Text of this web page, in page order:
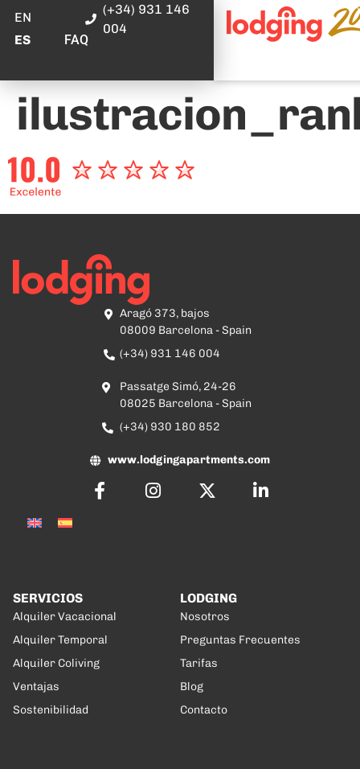
EN
ES
FAQ
(+34) 931 146
004
Aragó 373, bajos
08009 Barcelona - Spain
(+34) 931 146 004
Passatge Simó, 24-26
08025 Barcelona - Spain
(+34) 930 180 852
www.lodgingapartments.com
SERVICIOS
Alquiler Vacacional
Alquiler Temporal
Alquiler Coliving
Ventajas
Sostenibilidad
LODGING
Nosotros
Preguntas Frecuentes
Tarifas
Blog
Contacto